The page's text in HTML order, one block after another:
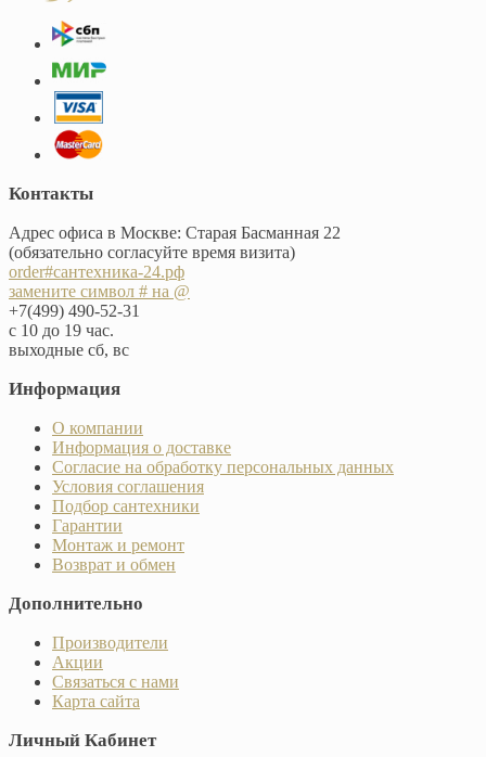
Контакты
Адрес офиса в Москве: Старая Басманная 22
(обязательно согласуйте время визита)
order#сантехника-24.рф
замените символ # на @
+7(499) 490-52-31
с 10 до 19 час.
выходные сб, вс
Информация
О компании
Информация о доставке
Согласие на обработку персональных данных
Условия соглашения
Подбор сантехники
Гарантии
Монтаж и ремонт
Возврат и обмен
Дополнительно
Производители
Акции
Связаться с нами
Карта сайта
Личный Кабинет